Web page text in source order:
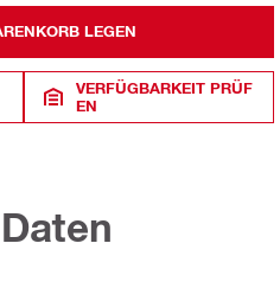
LEGEN
VERFÜGBARKEIT PRÜF
EN